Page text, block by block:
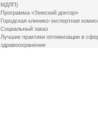
МДЛП)
Программа «Земский доктор»
Городская клинико-экспертная
Социальный заказ
Лучшие практики оптимизации в
здравоохранения